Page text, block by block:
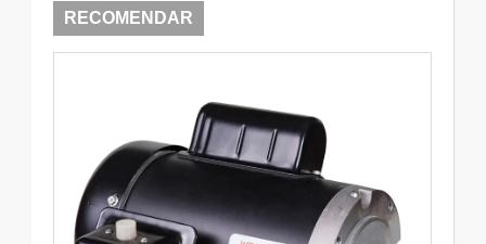
RECOMENDAR